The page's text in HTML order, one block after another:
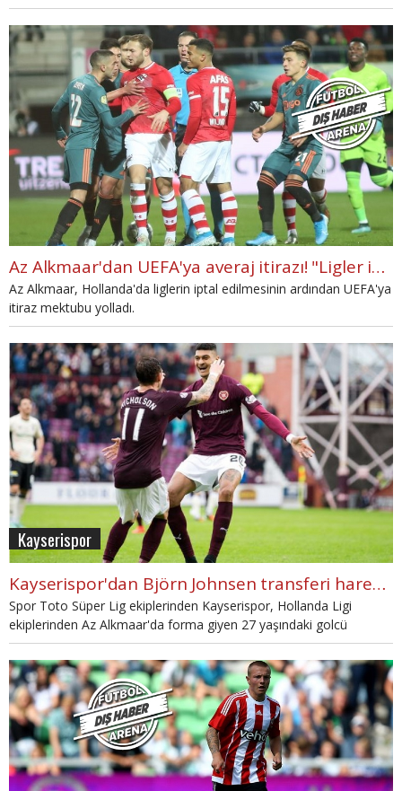
Az Alkmaar'dan UEFA'ya averaj itirazı! "Ligler iptal"
Az Alkmaar, Hollanda'da liglerin iptal edilmesinin ardından UEFA'ya
itiraz mektubu yolladı.
Kayserispor
Kayserispor'dan Björn Johnsen transferi harekatı
Spor Toto Süper Lig ekiplerinden Kayserispor, Hollanda Ligi
ekiplerinden Az Alkmaar'da forma giyen 27 yaşındaki golcü
oyuncu Björn Johnsen'i transfer etmek istiyor.